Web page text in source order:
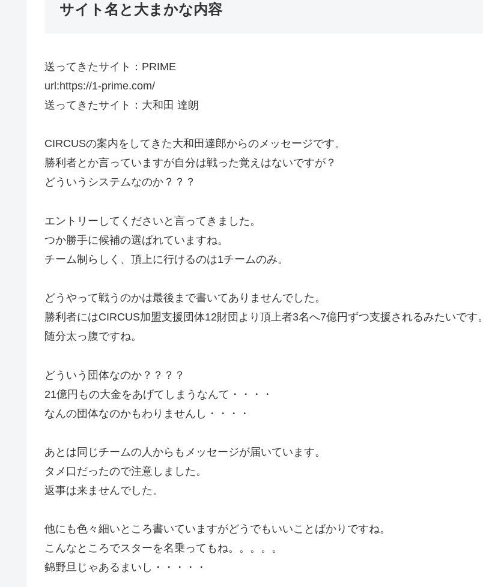
サイト名と大まかな内容
送ってきたサイト：PRIME
url:https://1-prime.com/
送ってきたサイト：大和田 達朗
CIRCUSの案内をしてきた大和田達郎からのメッセージです。
勝利者とか言っていますが自分は戦った覚えはないですが？
どういうシステムなのか？？？
エントリーしてくださいと言ってきました。
つか勝手に候補の選ばれていますね。
チーム制らしく、頂上に行けるのは1チームのみ。
どうやって戦うのかは最後まで書いてありませんでした。
勝利者にはCIRCUS加盟支援団体12財団より頂上者3名へ7億円ずつ支援されるみたいです。
随分太っ腹ですね。
どういう団体なのか？？？？
21億円もの大金をあげてしまうなんて・・・・
なんの団体なのかもわりませんし・・・・
あとは同じチームの人からもメッセージが届いています。
タメ口だったので注意しました。
返事は来ませんでした。
他にも色々細いところ書いていますがどうでもいいことばかりですね。
こんなところでスターを名乗ってもね。。。。。
錦野旦じゃあるまいし・・・・・